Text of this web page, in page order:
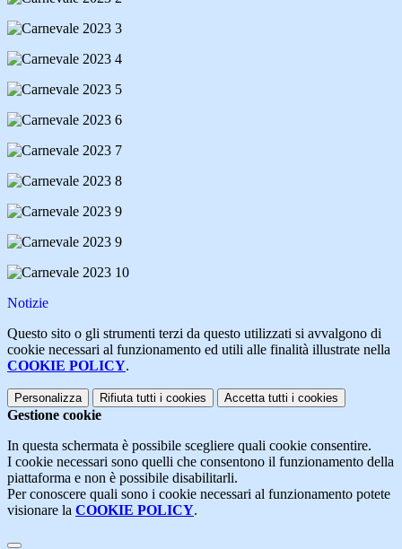
Notizie
Questo sito o gli strumenti terzi da questo utilizzati si avvalgono di
cookie necessari al funzionamento ed utili alle finalità illustrate nella
COOKIE POLICY.
Personalizza Rifiuta tutti i cookies Accetta tutti i cookies
Gestione cookie
In questa schermata è possibile scegliere quali cookie consentire.
I cookie necessari sono quelli che consentono il funzionamento della
piattaforma e non è possibile disabilitarli.
Per conoscere quali sono i cookie necessari al funzionamento potete
visionare la COOKIE POLICY.